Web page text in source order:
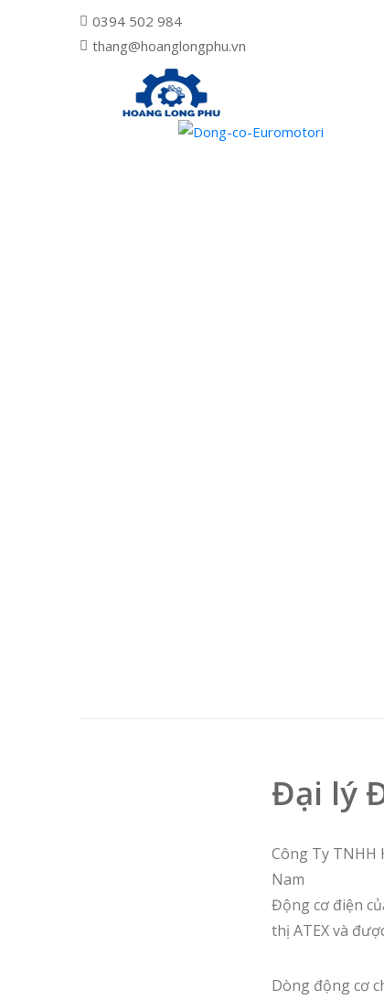
0394 502 984
thang@hoanglongphu.vn
Đại lý
Công Ty TNHH
Nam
Động cơ điện
thị ATEX và
Dòng động cơ